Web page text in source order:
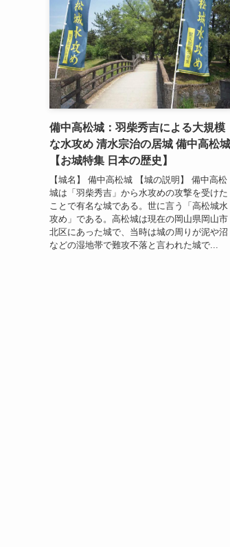
備中高松城：羽柴秀吉による大規模
な水攻め 清水宗治の居城 備中高松城
【お城特集 日本の歴史】
【城名】 備中高松城 【城の説明】 備中高松
城は「羽柴秀吉」から水攻めの攻撃を受けた
ことで有名な城である。世に言う「高松城水
攻め」である。高松城は現在の岡山県岡山市
北区にあった城で、当時は城の周りが泥や沼
などの湿地帯で難攻不落と言われた城で...